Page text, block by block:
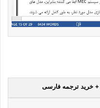
+ خرید ترجمه فارسی